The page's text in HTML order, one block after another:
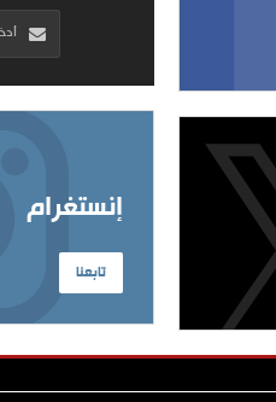
إنستغرام
تابعنا